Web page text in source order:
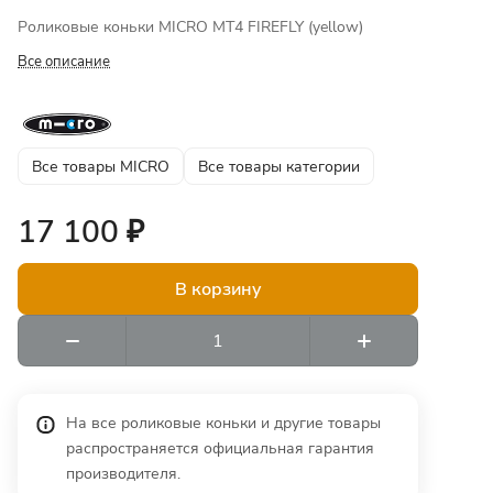
Роликовые коньки MICRO MT4 FIREFLY (yellow)
Все описание
Все товары MICRO Все товары категории
17 100 ₽
В корзину
На все роликовые коньки и другие товары
распространяется официальная гарантия
производителя.